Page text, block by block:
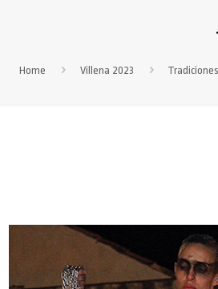
Home Villena 2023